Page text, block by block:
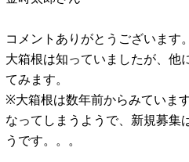
コメントありがとうございます
大箱根は知っていましたが、他
てみます。
※大箱根は数年前からみていま
なってしまうようで、新規募集
うです。。。